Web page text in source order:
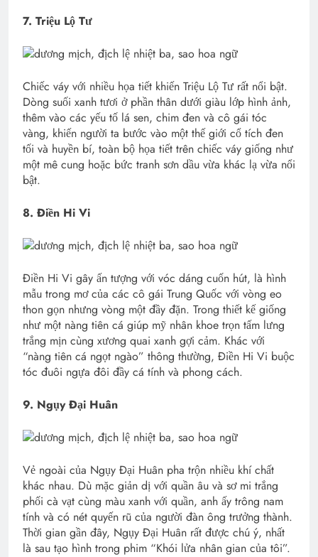
7. Triệu Lộ Tư
Chiếc váy với nhiều họa tiết khiến Triệu Lộ Tư rất nổi bật.
Dòng suối xanh tươi ở phần thân dưới giàu lớp hình ảnh,
thêm vào các yếu tố lá sen, chim đen và cô gái tóc
vàng, khiến người ta bước vào một thế giới cổ tích đen
tối và huyền bí, toàn bộ họa tiết trên chiếc váy giống như
một mê cung hoặc bức tranh sơn dầu vừa khác lạ vừa nổi
bật.
8. Điền Hi Vi
Điền Hi Vi gây ấn tượng với vóc dáng cuốn hút, là hình
mẫu trong mơ của các cô gái Trung Quốc với vòng eo
thon gọn nhưng vòng một đầy đặn. Trong thiết kế giống
như một nàng tiên cá giúp mỹ nhân khoe trọn tấm lưng
trắng mịn cùng xương quai xanh gợi cảm. Khác với
“nàng tiên cá ngọt ngào” thông thường, Điền Hi Vi buộc
tóc đuôi ngựa đôi đầy cá tính và phong cách.
9. Ngụy Đại Huân
Vẻ ngoài của Ngụy Đại Huân pha trộn nhiều khí chất
khác nhau. Dù mặc giản dị với quần âu và sơ mi trắng
phối cà vạt cùng màu xanh với quần, anh ấy trông nam
tính và có nét quyến rũ của người đàn ông trưởng thành.
Thời gian gần đây, Ngụy Đại Huân rất được chú ý, nhất
là sau tạo hình trong phim “Khói lửa nhân gian của tôi”.